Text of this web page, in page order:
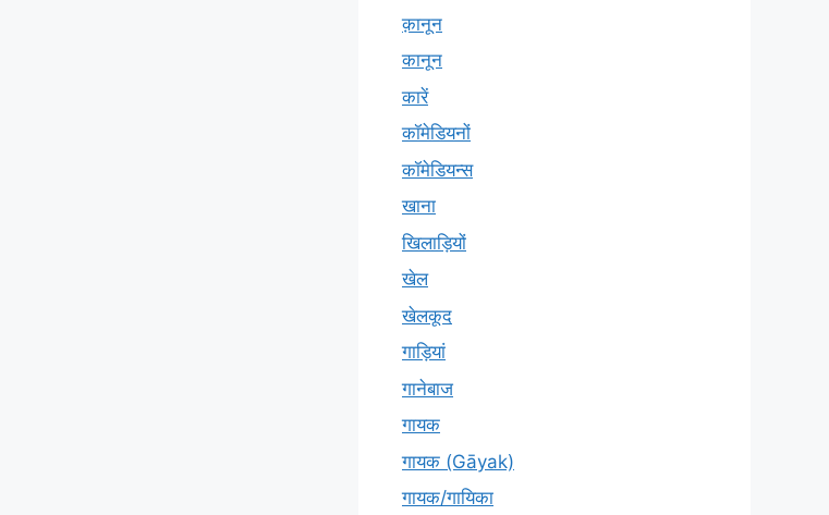
क़ानून
कानून
कारें
कॉमेडियनों
कॉमेडियन्स
खाना
खिलाड़ियों
खेल
खेलकूद
गाड़ियां
गानेबाज
गायक
गायक (Gāyak)
गायक/गायिका